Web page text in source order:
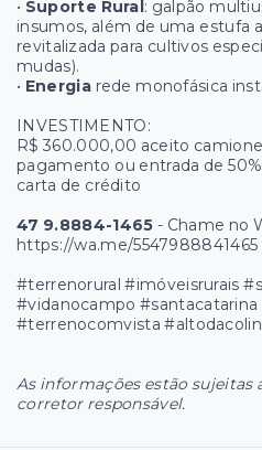
• Suporte Rural : galpão
insumos, além de uma estufa
revitalizada para cultivos
mudas).
• Energiarede monofásica
INVESTIMENTO:
R$ 360.000,00 aceito
pagamento ou entrada de
carta de crédito
47 9.8884-1465 - Chame no
https://wa.me/5547988841465
#terrenorural #imóveisrurais
#vidanocampo
#terrenocomvista
As informações estão sujeitas
corretor responsável.